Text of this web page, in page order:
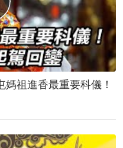
祖進香最重要科儀！